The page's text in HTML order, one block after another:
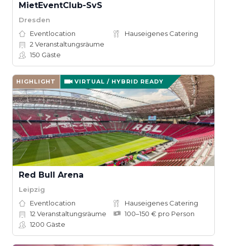
MietEventClub-SvS
Dresden
Eventlocation
Hauseigenes Catering
2 Veranstaltungsräume
150 Gäste
HIGHLIGHT VIRTUAL / HYBRID READY
Red Bull Arena
Leipzig
Eventlocation
Hauseigenes Catering
12 Veranstaltungsräume
100–150 € pro Person
1200 Gäste